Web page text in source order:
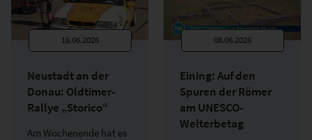
Neustadt an der
Donau: Oldtimer-
Rallye „Storico“
Am Wochenende hat es
16.06.2026
Eining: Auf den
Spuren der Römer
am UNESCO-
Welterbetag
08.06.2026